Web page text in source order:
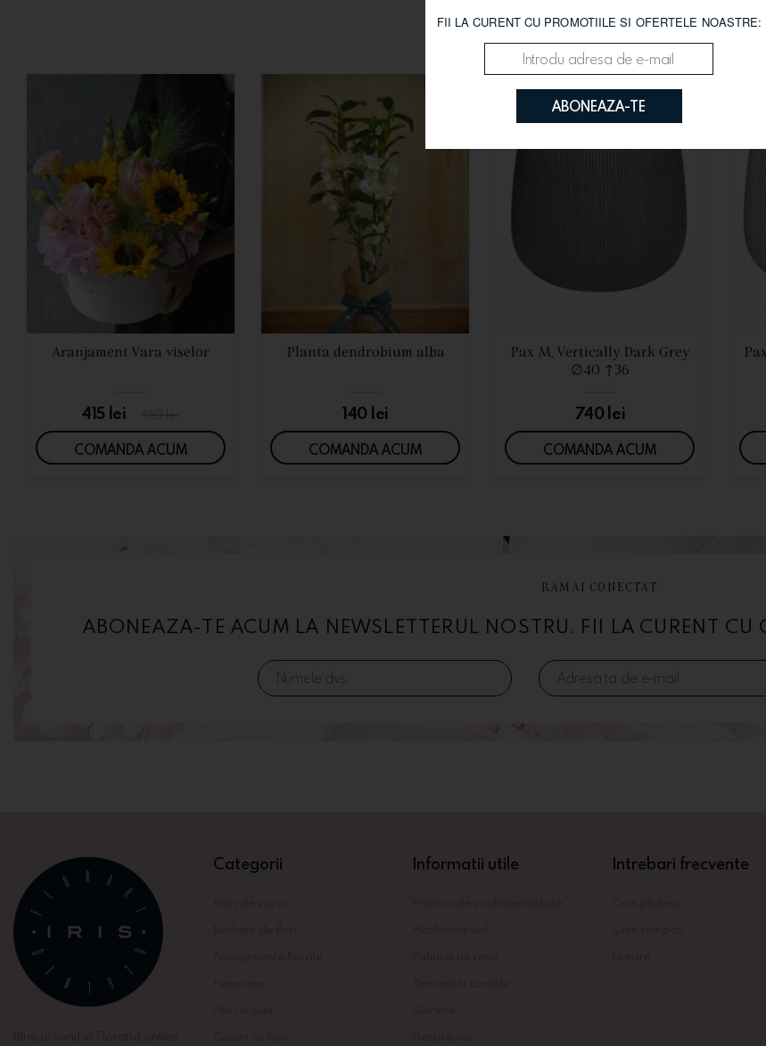
FII LA CURENT CU PROMOTIILE SI OFERTELE NOASTRE:
ABONEAZA-TE
Te-ar putea interesa si
VEZI DETALII
Aranjament Vara viselor
415 lei
COMANDA ACUM
VEZI DETALII
Planta dendrobium alba
140 lei
COMANDA ACUM
VEZI DETALII
Pax M, Vertically Dark Grey
∅40 ↑36
740 lei
COMANDA ACUM
RAMAI CONECTAT
ABONEAZA-TE ACUM LA NEWSLETTERUL NOSTRU. FII LA CURENT CU
Categorii Informatii utile Intrebari frecvente